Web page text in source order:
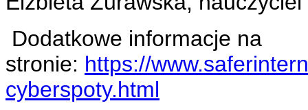
Dodatkowe informacje na
stronie: https://
cyberspoty.html